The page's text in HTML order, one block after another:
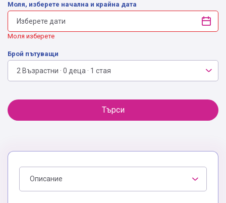
Моля, изберете начална и крайна дата
Моля изберете
Брой пътуващи
2 Възрастни · 0 деца · 1 стая
Търси
Описание